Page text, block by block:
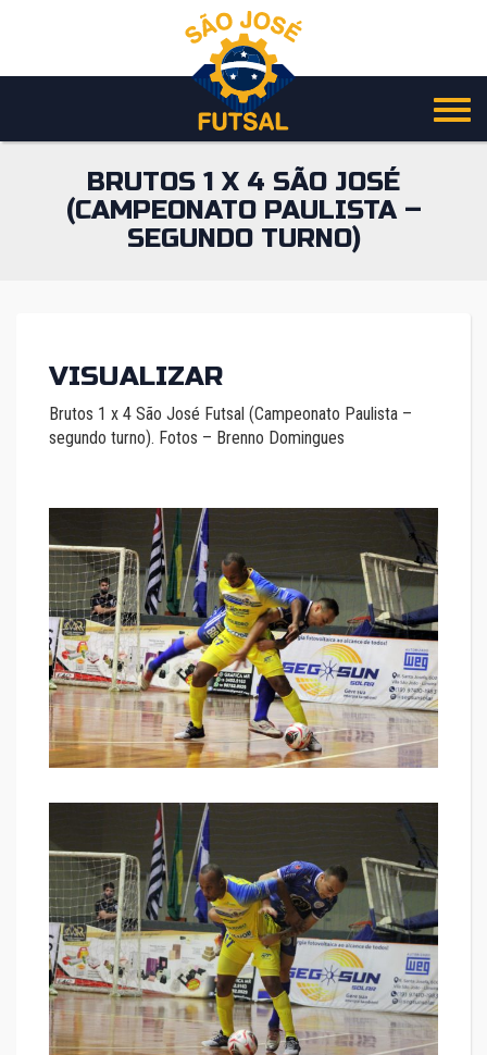
o
BRUTOS 1 X 4 SÃO JOSÉ
(CAMPEONATO PAULISTA –
SEGUNDO TURNO)
VISUALIZAR
Brutos 1 x 4 São José Futsal (Campeonato Paulista –
segundo turno). Fotos – Brenno Domingues